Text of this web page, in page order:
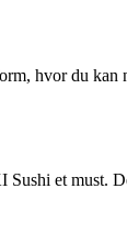
hvor du kan
et must.